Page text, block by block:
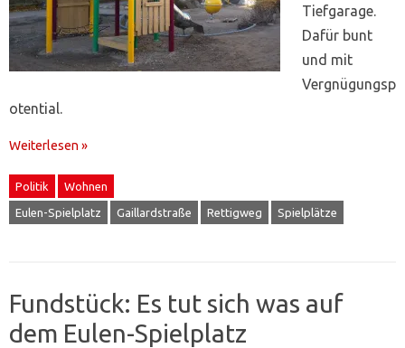
Tiefgarage.
Dafür bunt
und mit
Vergnügungsp
otential.
Weiterlesen »
Politik Wohnen
Eulen-Spielplatz Gaillardstraße Rettigweg Spielplätze
Fundstück: Es tut sich was auf
dem Eulen-Spielplatz